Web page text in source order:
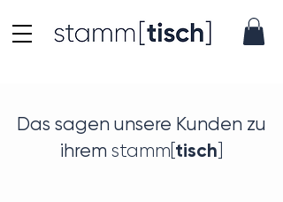
Das sagen unsere Kunden zu
ihrem stamm[tisch]